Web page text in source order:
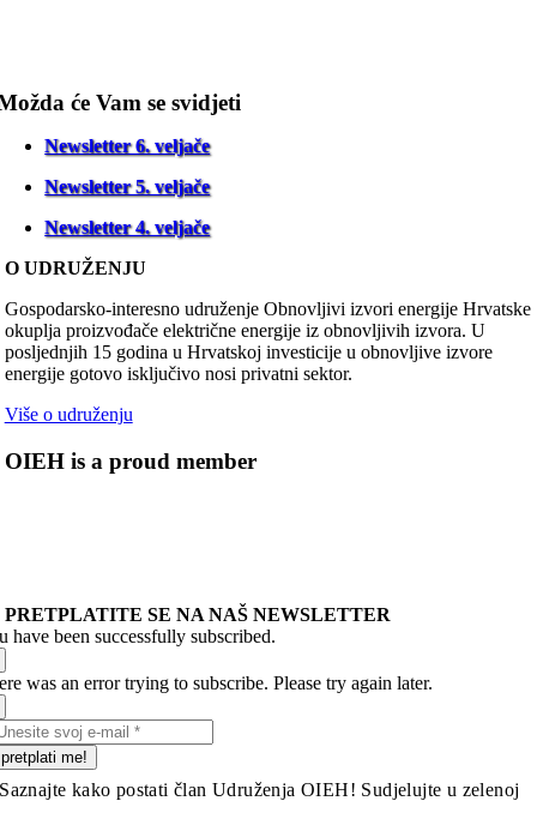
će Vam se svidjeti
Newsletter 6. veljače
Newsletter 5. veljače
Newsletter 4. veljače
O UDRUŽENJU
Gospodarsko-interesno udruženje Obnovljivi izvori energije Hrvatske
okuplja proizvođače električne energije iz obnovljivih izvora. U
posljednjih 15 godina u Hrvatskoj investicije u obnovljive izvore
energije gotovo isključivo nosi privatni sektor.
Više o udruženju
OIEH is a proud member
PRETPLATITE SE NA NAŠ NEWSLETTER
have been successfully subscribed.
was an error trying to subscribe. Please try again later.
pretplati me!
Saznajte kako postati član Udruženja OIEH! Sudjelujte u zelenoj